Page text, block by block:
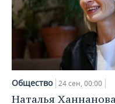
Общество 24 сен, 00:00
Наталья